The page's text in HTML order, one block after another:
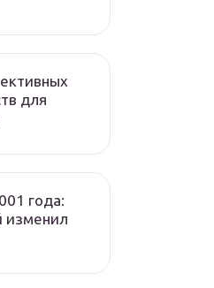
для
года:
изменил